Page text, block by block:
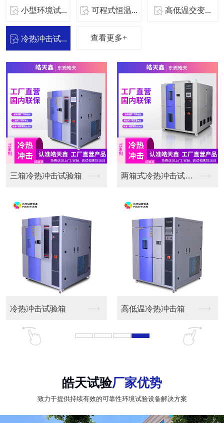
小型环境试... 可程式恒温... 高低温交变...
冷热冲击试... 查看更多+
三箱冷热冲击试验箱 两箱式冷热冲击试验箱
冷热冲击试验箱 高低温冷热冲击箱
皓天试验厂家优势
致力于提供持续有效的可靠性环境试验设备解决方案